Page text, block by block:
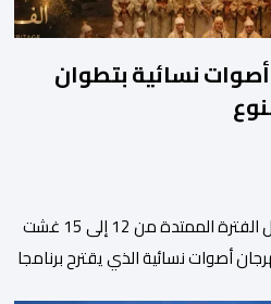
أصوات نسائية بتطوان
تنظم جمعية أصوات نسائية، خلال الفترة الممتدة من 12 إلى 15 غشت
أصوات نسائية الذي يقترح برنامجا